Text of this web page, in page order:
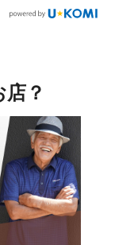
？